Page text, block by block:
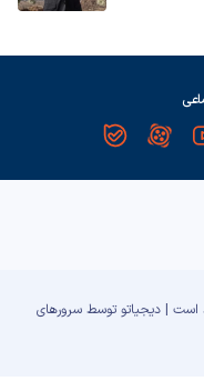
است | دیجیاتو توسط سرورهای